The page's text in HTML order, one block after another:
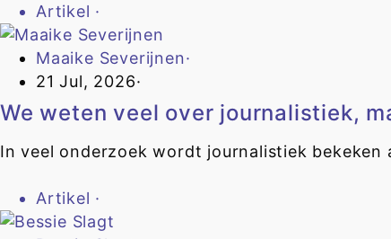
Artikel ·
Maaike Severijnen·
21 Jul, 2026·
We weten veel over journalistiek,
In veel onderzoek wordt journalistiek
Artikel ·